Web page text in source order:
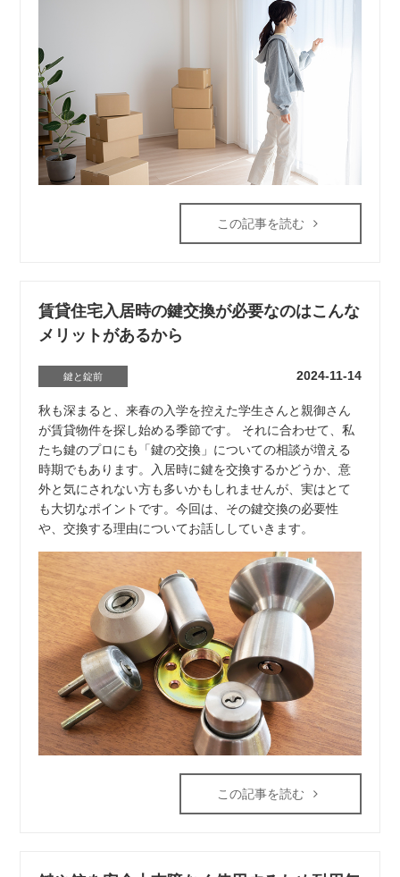
この記事を読む
賃貸住宅入居時の鍵交換が必要なのはこんな
メリットがあるから
鍵と錠前 2024-11-14
秋も深まると、来春の入学を控えた学生さんと親御さん
が賃貸物件を探し始める季節です。 それに合わせて、私
たち鍵のプロにも「鍵の交換」についての相談が増える
時期でもあります。入居時に鍵を交換するかどうか、意
外と気にされない方も多いかもしれませんが、実はとて
も大切なポイントです。今回は、その鍵交換の必要性
や、交換する理由についてお話ししていきます。
この記事を読む